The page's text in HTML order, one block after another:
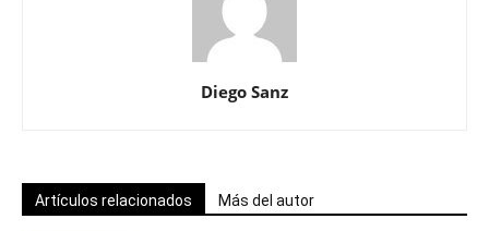
Diego Sanz
Artículos relacionados Más del autor